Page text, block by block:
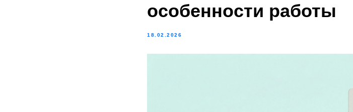
особенности работы
18.02.2026